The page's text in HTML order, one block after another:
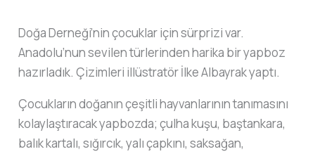
Doğa Derneği’nin çocuklar için sürprizi var.
Anadolu’nun sevilen türlerinden harika bir yapboz
hazırladık. Çizimleri illüstratör İlke Albayrak yaptı.
Çocukların doğanın çeşitli hayvanlarının tanımasını
kolaylaştıracak yapbozda; çulha kuşu, baştankara,
balık kartalı, sığırcık, yalı çapkını, saksağan,